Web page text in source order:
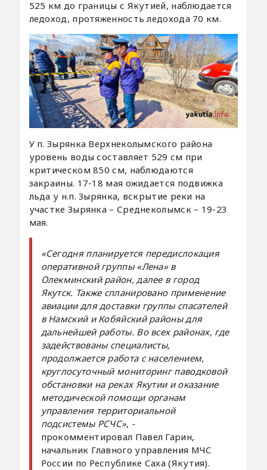
525 км до границы с Якутией, наблюдается
ледоход, протяженность ледохода 70 км.
У п. Зырянка Верхнеколымского района
уровень воды составляет 529 см при
критическом 850 см, наблюдаются
закраины. 17-18 мая ожидается подвижка
льда у н.п. Зырянка, вскрытие реки на
участке Зырянка – Среднеколымск – 19-23
мая.
«Сегодня планируется передислокация
оперативной группы «Лена» в
Олекминский район, далее в город
Якутск. Также спланировано применение
авиации для доставки группы спасателей
в Намский и Кобяйский районы для
дальнейшей работы. Во всех районах, где
задействованы специалисты,
продолжается работа с населением,
круглосуточный мониторинг паводковой
обстановки на реках Якутии и оказание
методической помощи органам
управления территориальной
подсистемы РСЧС», -
прокомментировал Павел Гарин,
начальник Главного управления МЧС
России по Республике Саха (Якутия).